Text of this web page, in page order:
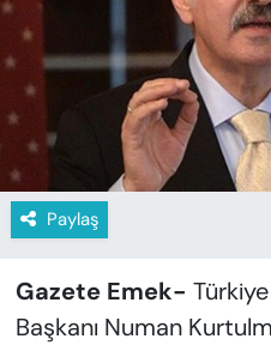
Paylaş
Gazete Emek-
Başkanı Numan
KÜLTÜR-SANAT
MAGAZİN
ÖZEL HABER
YAZAR KÖŞESİ
SİYASET